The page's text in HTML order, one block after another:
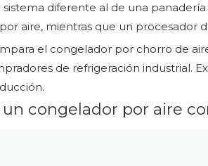
sistema diferente al de una
aire, mientras que un procesador
el congelador por chorro de
de refrigeración industrial.
un congelador por aire